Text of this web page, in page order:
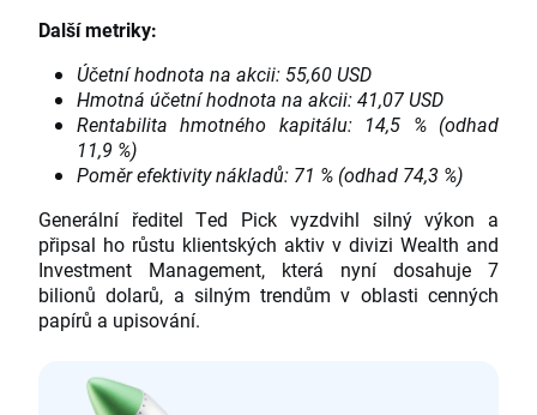
Další metriky:
Účetní hodnota na akcii: 55,60 USD
Hmotná účetní hodnota na akcii: 41,07 USD
Rentabilita hmotného kapitálu: 14,5 % (odhad
11,9 %)
Poměr efektivity nákladů: 71 % (odhad 74,3 %)
Generální ředitel Ted Pick vyzdvihl silný výkon a
připsal ho růstu klientských aktiv v divizi Wealth and
Investment Management, která nyní dosahuje 7
bilionů dolarů, a silným trendům v oblasti cenných
papírů a upisování.